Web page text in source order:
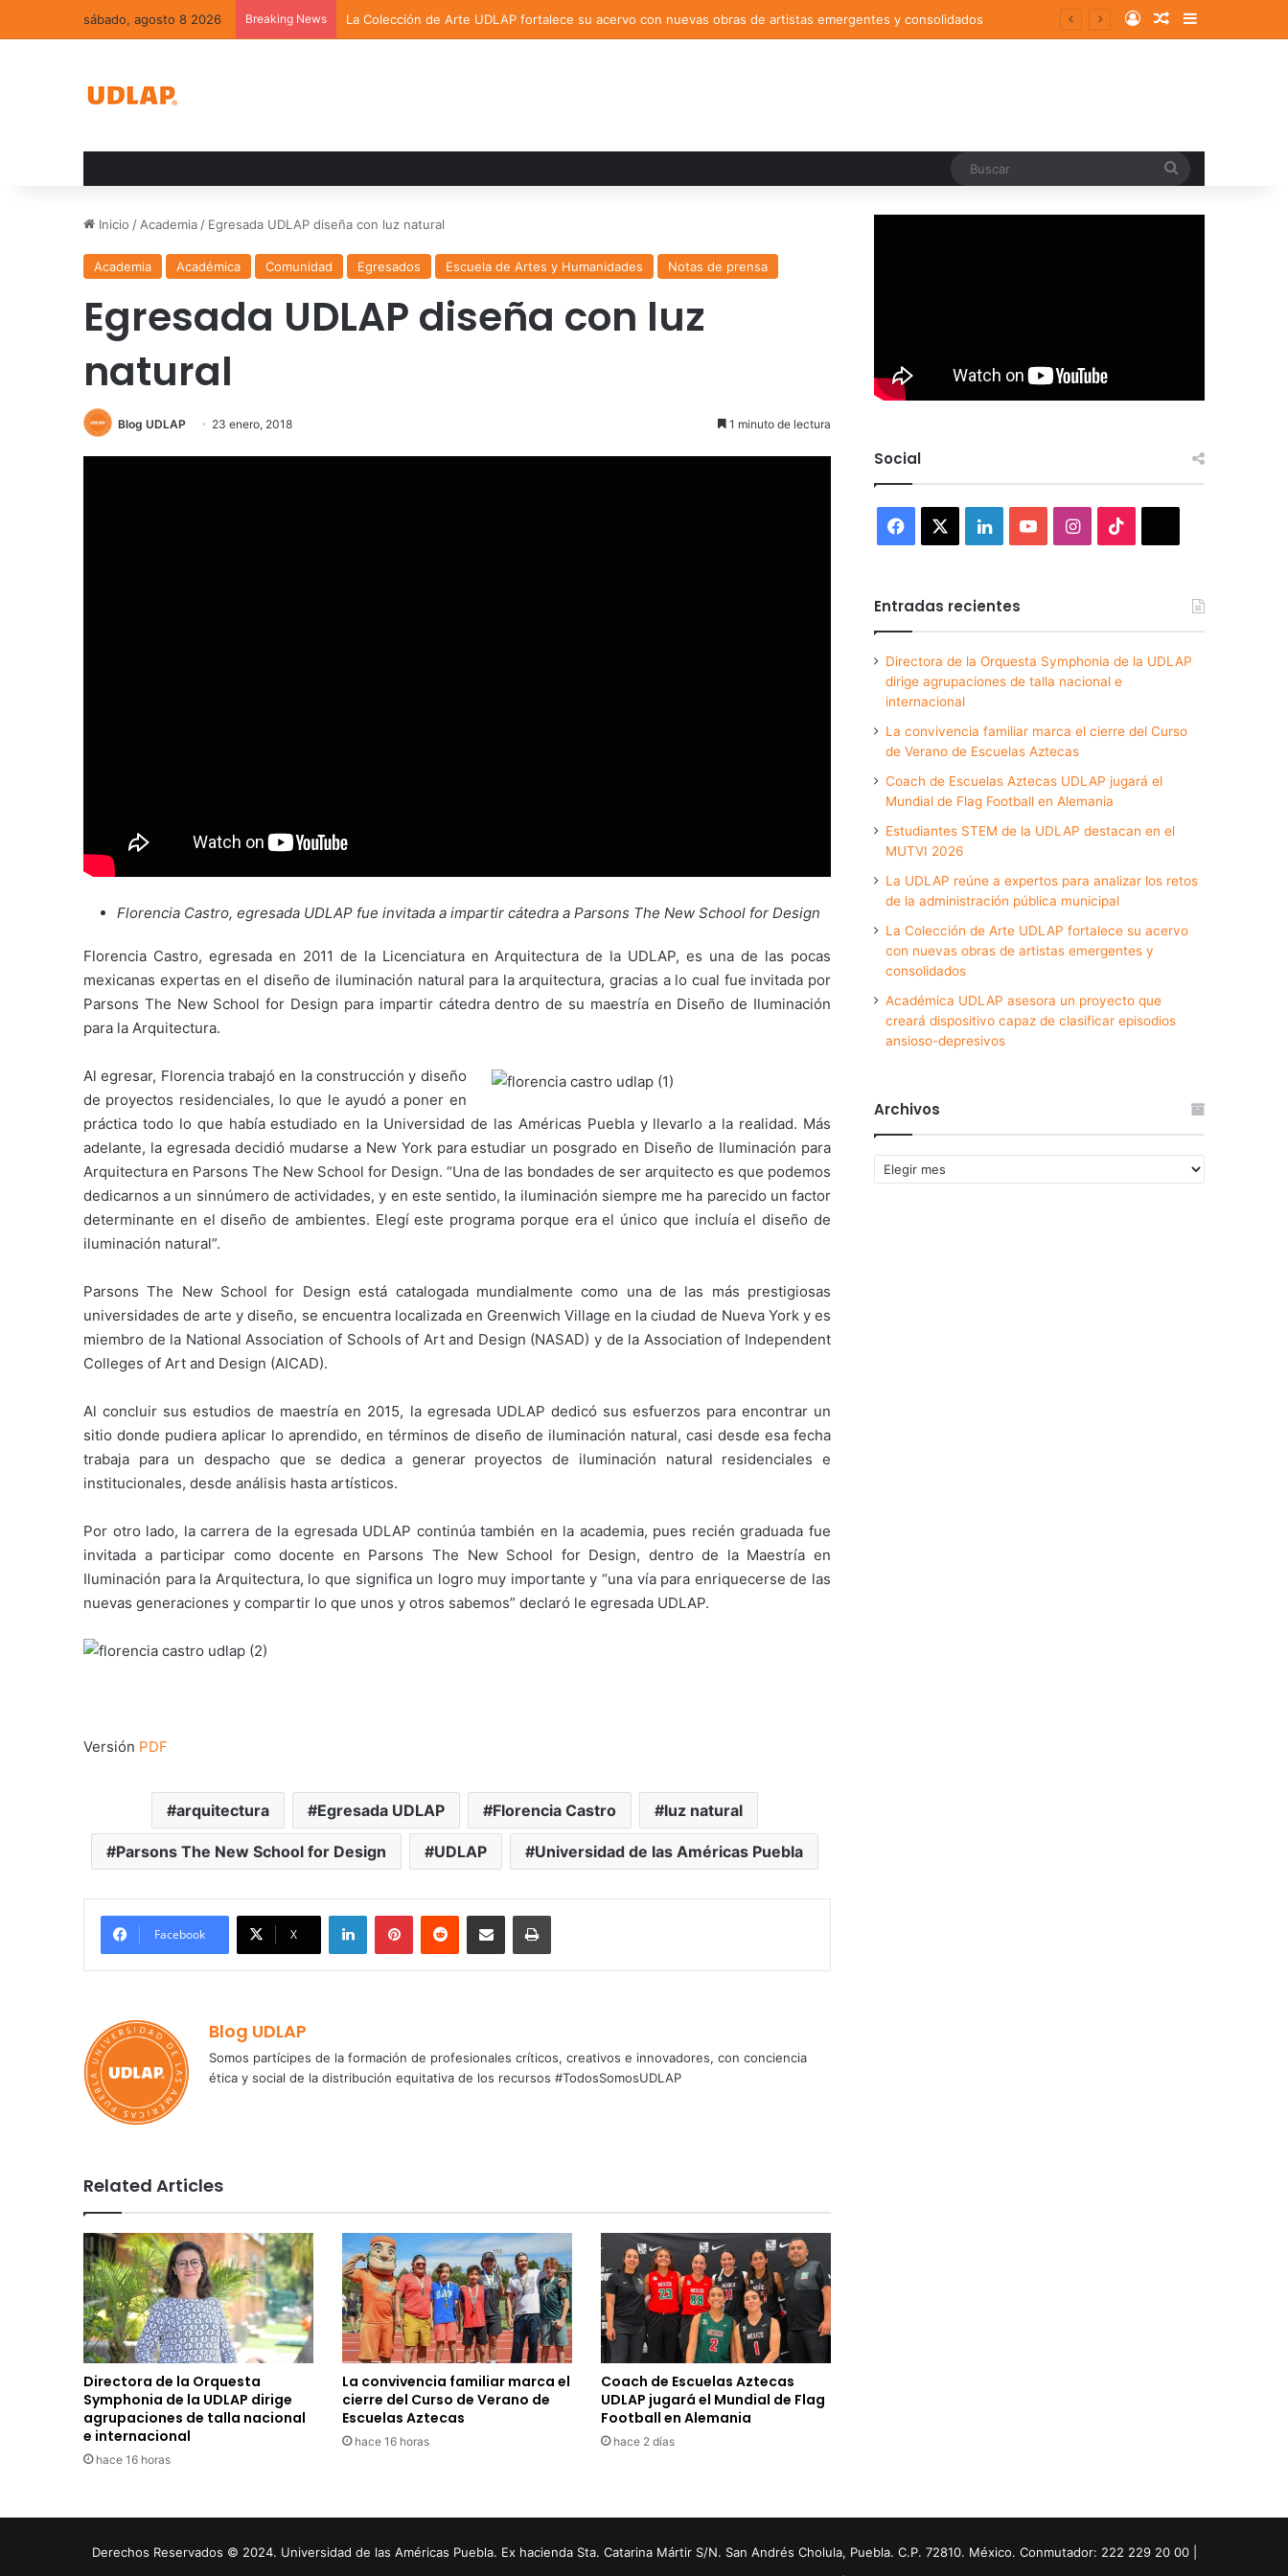
sábado, agosto 8 2026 Breaking News La Colección de Arte UDLAP fortalece su acervo con nuevas obras de artistas emergentes y consolidados Log InRandom Article
Sidebar
Inicio / Academia / Egresada UDLAP diseña con luz natural
Academia Académica Comunidad Egresados Escuela de Artes y Humanidades Notas de prensa
Egresada UDLAP diseña con luz
natural
Blog UDLAP 23 enero, 2018 1 minuto de lectura
Florencia Castro, egresada UDLAP fue invitada a impartir cátedra a Parsons The New School for Design
Florencia Castro, egresada en 2011 de la Licenciatura en Arquitectura de la UDLAP, es una de las pocas
mexicanas expertas en el diseño de iluminación natural para la arquitectura, gracias a lo cual fue invitada por
Parsons The New School for Design para impartir cátedra dentro de su maestría en Diseño de Iluminación
para la Arquitectura.
Al egresar, Florencia trabajó en la construcción y diseño
de proyectos residenciales, lo que le ayudó a poner en
práctica todo lo que había estudiado en la Universidad de las Américas Puebla y llevarlo a la realidad. Más
adelante, la egresada decidió mudarse a New York para estudiar un posgrado en Diseño de Iluminación para
Arquitectura en Parsons The New School for Design. “Una de las bondades de ser arquitecto es que podemos
dedicarnos a un sinnúmero de actividades, y en este sentido, la iluminación siempre me ha parecido un factor
determinante en el diseño de ambientes. Elegí este programa porque era el único que incluía el diseño de
iluminación natural”.
Parsons The New School for Design está catalogada mundialmente como una de las más prestigiosas
universidades de arte y diseño, se encuentra localizada en Greenwich Village en la ciudad de Nueva York y es
miembro de la National Association of Schools of Art and Design (NASAD) y de la Association of Independent
Colleges of Art and Design (AICAD).
Al concluir sus estudios de maestría en 2015, la egresada UDLAP dedicó sus esfuerzos para encontrar un
sitio donde pudiera aplicar lo aprendido, en términos de diseño de iluminación natural, casi desde esa fecha
trabaja para un despacho que se dedica a generar proyectos de iluminación natural residenciales e
institucionales, desde análisis hasta artísticos.
Por otro lado, la carrera de la egresada UDLAP continúa también en la academia, pues recién graduada fue
invitada a participar como docente en Parsons The New School for Design, dentro de la Maestría en
Iluminación para la Arquitectura, lo que significa un logro muy importante y “una vía para enriquecerse de las
nuevas generaciones y compartir lo que unos y otros sabemos” declaró le egresada UDLAP.
Versión PDF
arquitectura Egresada UDLAP Florencia Castro luz natural
Parsons The New School for Design UDLAP Universidad de las Américas Puebla
Facebook X
LinkedInPinterestReddit Share via Email Print
Blog UDLAP
Somos partícipes de la formación de profesionales críticos, creativos e innovadores, con conciencia
ética y social de la distribución equitativa de los recursos #TodosSomosUDLAP
Related Articles
Directora de la Orquesta
Symphonia de la UDLAP dirige
agrupaciones de talla nacional
e internacional
hace 16 horas
La convivencia familiar marca el
cierre del Curso de Verano de
Escuelas Aztecas
hace 16 horas
Coach de Escuelas Aztecas
UDLAP jugará el Mundial de Flag
Football en Alemania
hace 2 días
Social
Facebook LinkedInYouTubeInstagram
Entradas recientes
Directora de la Orquesta Symphonia de la UDLAP
dirige agrupaciones de talla nacional e
internacional
La convivencia familiar marca el cierre del Curso
de Verano de Escuelas Aztecas
Coach de Escuelas Aztecas UDLAP jugará el
Mundial de Flag Football en Alemania
Estudiantes STEM de la UDLAP destacan en el
MUTVI 2026
La UDLAP reúne a expertos para analizar los retos
de la administración pública municipal
La Colección de Arte UDLAP fortalece su acervo
con nuevas obras de artistas emergentes y
consolidados
Académica UDLAP asesora un proyecto que
creará dispositivo capaz de clasificar episodios
ansioso-depresivos
Archivos
Archivos
Derechos Reservados © 2024. Universidad de las Américas Puebla. Ex hacienda Sta. Catarina Mártir S/N. San Andrés Cholula, Puebla. C.P. 72810. México. Conmutador: 222 229 20 00 |